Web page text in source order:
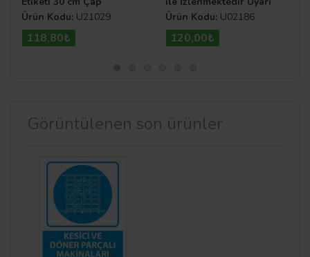
Ürün Kodu: U21029
118,80₺
Levhası U02186
Ürün Kodu: U02186
120,00₺
Görüntülenen son ürünler